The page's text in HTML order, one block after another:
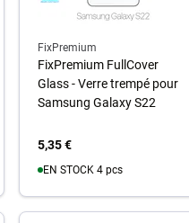
FixPremium
FixPremium FullCover
Glass - Verre trempé pour
Samsung Galaxy S22
5,35 €
EN STOCK 4 pcs